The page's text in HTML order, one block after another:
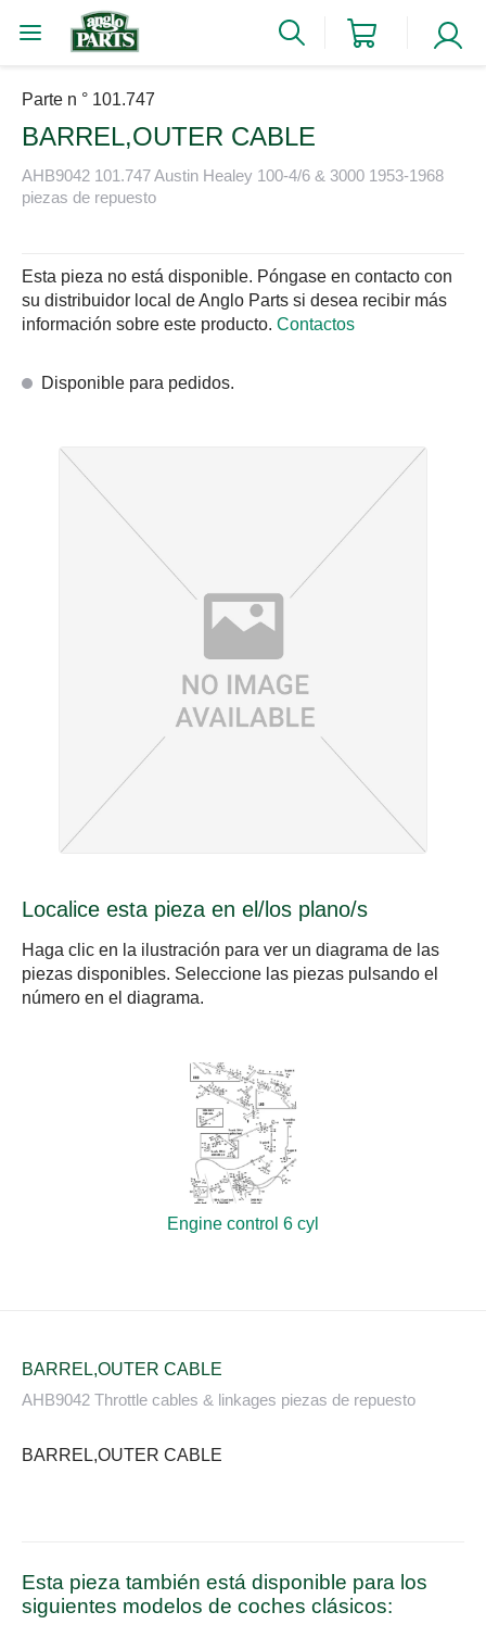
Parte n ° 101.747
BARREL,OUTER CABLE
AHB9042 101.747 Austin Healey 100-4/6 & 3000 1953-1968
piezas de repuesto
Esta pieza no está disponible. Póngase en contacto con
su distribuidor local de Anglo Parts si desea recibir más
información sobre este producto. Contactos
Disponible para pedidos.
Localice esta pieza en el/los plano/s
Haga clic en la ilustración para ver un diagrama de las
piezas disponibles. Seleccione las piezas pulsando el
número en el diagrama.
Engine control 6 cyl
BARREL,OUTER CABLE
AHB9042 Throttle cables & linkages piezas de repuesto
BARREL,OUTER CABLE
Esta pieza también está disponible para los
siguientes modelos de coches clásicos: